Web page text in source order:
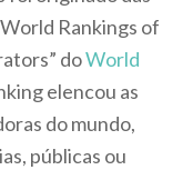
Rankings of
doWorld
elencou as
do mundo,
públicas ou